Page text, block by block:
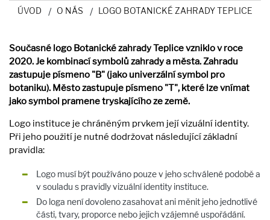
ÚVOD O NÁS LOGO BOTANICKÉ ZAHRADY TEPLICE
Současné logo Botanické zahrady Teplice vzniklo v roce
2020. Je kombinací symbolů zahrady a města. Zahradu
zastupuje písmeno "B" (jako univerzální symbol pro
botaniku). Město zastupuje písmeno "T", které lze vnímat
jako symbol pramene tryskajícího ze země.
Logo instituce je chráněným prvkem její vizuální identity.
Při jeho použití je nutné dodržovat následující základní
pravidla:
Logo musí být používáno pouze v jeho schválené podobě a
v souladu s pravidly vizuální identity instituce.
Do loga není dovoleno zasahovat ani měnit jeho jednotlivé
části, tvary, proporce nebo jejich vzájemné uspořádání.